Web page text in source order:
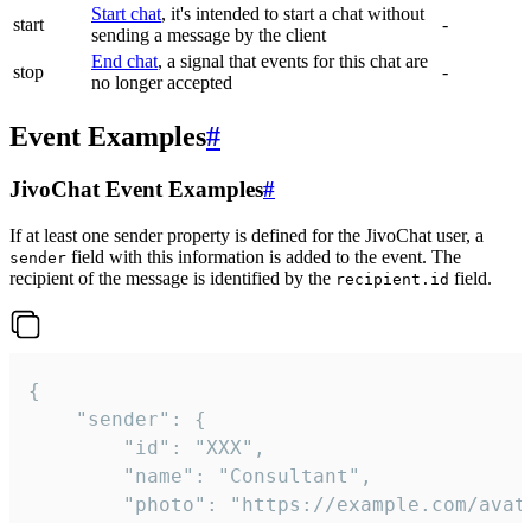
start
Start chat, it's intended to start a chat without
sending a message by the client
-
stop
End chat, a signal that events for this chat are
no longer accepted
-
Event Examples#
JivoChat Event Examples#
If at least one sender property is defined for the JivoChat user, a
sender field with this information is added to the event. The
recipient of the message is identified by the recipient.id field.
{